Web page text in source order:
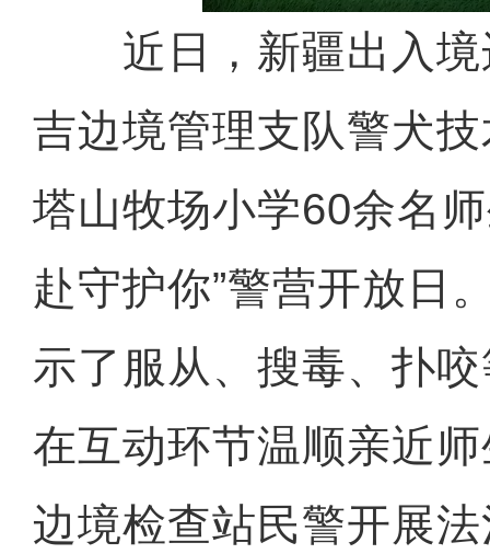
近日，新疆出入境
吉边境管理支队警犬
塔山牧场小学60余名师
赴守护你”警营开放日
示了服从、搜毒、扑
在互动环节温顺亲近
边境检查站民警开展